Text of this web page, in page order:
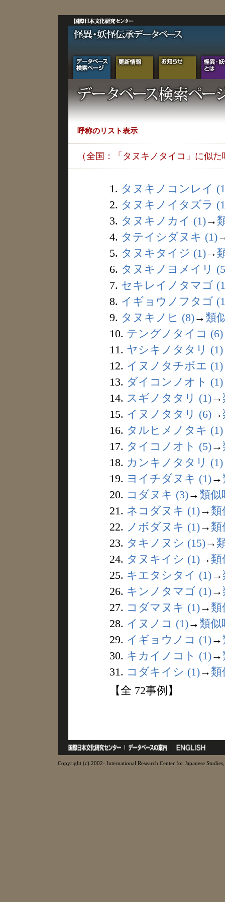
呼称のリスト表示
（全国：「タヌキノタイコ」に似た
1. タヌキノコンレイ
2. タヌキノイタズラ
3. タヌキノカイ (1)→
4. タテイシダヌキ (1)
5. タヌキタイジ (1)→
6. タヌキノヨメイリ
7. セキレイノタマゴ
8. イギョウノフタゴ
9. タヌキノヒ (8)→ 類
10. テングノタイコ (6)
11. ヤシキノタタリ (1)
12. イヌノタチボエ (1)
13. ダイコンノオト (1)
14. スギノタタリ (1)→
15. イヌノタタリ (6)→
16. タルヒメノタキ (1)
17. タイコノオト (5)→
18. カンキノタタリ (1)
19. ヨイチダヌキ (1)→
20. コダヌキ (3)→ 類似
21. ネコダヌキ (1)→ 類
22. ノボダヌキ (1)→ 類
23. タキノヌシ (15)→
24. タヌキイシ (1)→ 類
25. キエタシタイ (1)→
26. キンノタマゴ (1)→
27. コダマヌキ (1)→ 類
28. イヌノコ (1)→ 類似
29. イギョウノコ (1)→
30. キカイノコト (1)→
31. コダキイシ (1)→ 類
【全 72事例】
Copyright (c) 2002- International Research Center for Japanese